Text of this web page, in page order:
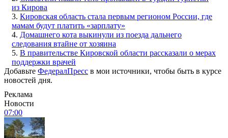
из Кирова
3. Кировская область стала первым регионом России, где
мамам будут платить «зарплату»
4. Домашнего кота выкинули из поезда дальнего
следования втайне от хозяина
5. В правительстве Кировской области рассказали о мерах
поддержки врачей
Добавьте ФедералПресс в мои источники, чтобы быть в курсе
новостей дня.
Реклама
Новости
07:00